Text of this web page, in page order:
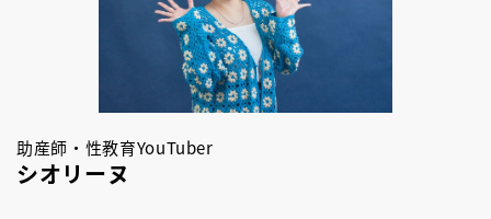
助産師・性教育YouTuber
シオリーヌ